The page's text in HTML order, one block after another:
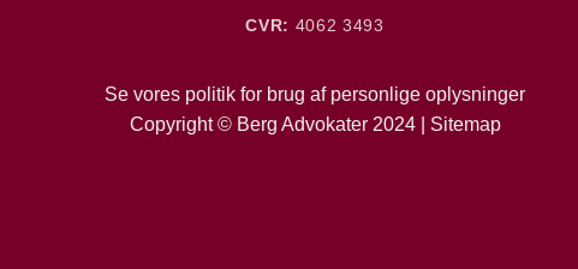
CVR: 4062 3493
Se vores politik for brug af personlige oplysninger
Copyright © Berg Advokater 2024 | Sitemap